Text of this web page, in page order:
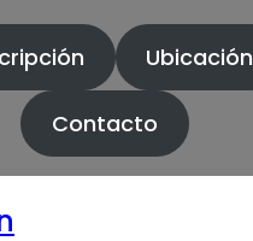
Ubicación
Contacto